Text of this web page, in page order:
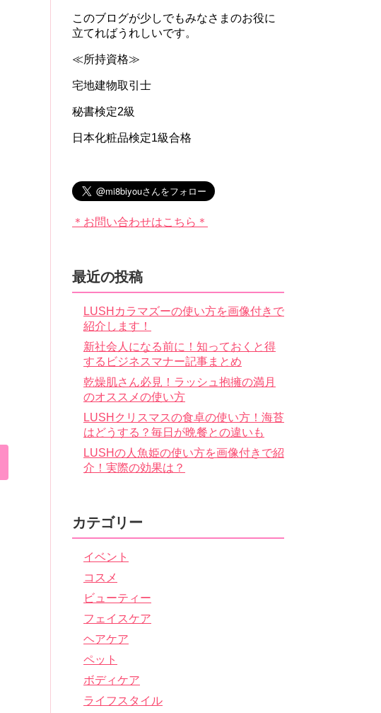
このブログが少しでもみなさまのお役に
立てればうれしいです。
≪所持資格≫
宅地建物取引士
秘書検定2級
日本化粧品検定1級合格
＊お問い合わせはこちら＊
最近の投稿
LUSHカラマズーの使い方を画像付きで
紹介します！
新社会人になる前に！知っておくと得
するビジネスマナー記事まとめ
乾燥肌さん必見！ラッシュ抱擁の満月
のオススメの使い方
LUSHクリスマスの食卓の使い方！海苔
はどうする？毎日が晩餐との違いも
LUSHの人魚姫の使い方を画像付きで紹
介！実際の効果は？
カテゴリー
イベント
コスメ
ビューティー
フェイスケア
ヘアケア
ペット
ボディケア
ライフスタイル